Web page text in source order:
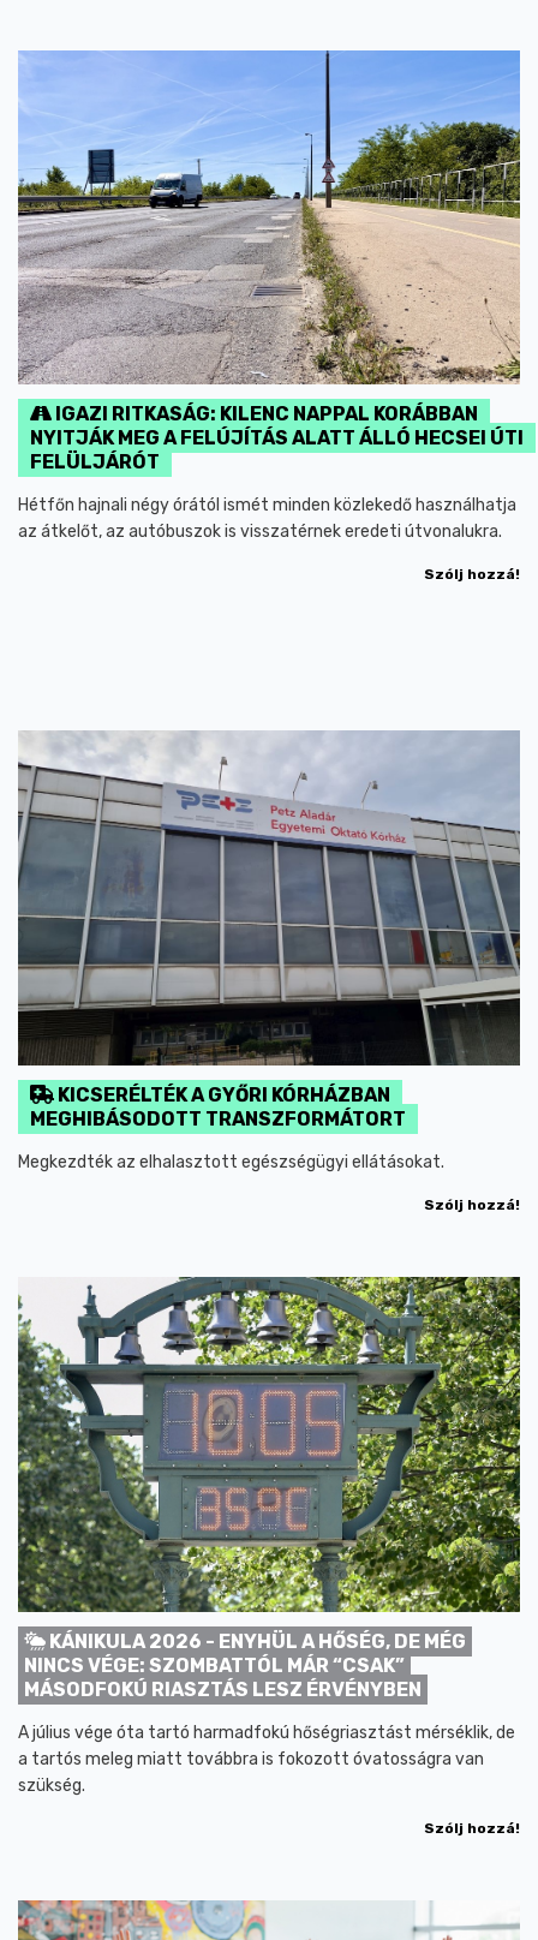
IGAZI RITKASÁG: KILENC NAPPAL KORÁBBAN
NYITJÁK MEG A FELÚJÍTÁS ALATT ÁLLÓ HECSEI ÚTI
FELÜLJÁRÓT
Hétfőn hajnali négy órától ismét minden közlekedő használhatja
az átkelőt, az autóbuszok is visszatérnek eredeti útvonalukra.
Szólj hozzá!
KICSERÉLTÉK A GYŐRI KÓRHÁZBAN
MEGHIBÁSODOTT TRANSZFORMÁTORT
Megkezdték az elhalasztott egészségügyi ellátásokat.
Szólj hozzá!
KÁNIKULA 2026 - ENYHÜL A HŐSÉG, DE MÉG
NINCS VÉGE: SZOMBATTÓL MÁR “CSAK”
MÁSODFOKÚ RIASZTÁS LESZ ÉRVÉNYBEN
A július vége óta tartó harmadfokú hőségriasztást mérséklik, de
a tartós meleg miatt továbbra is fokozott óvatosságra van
szükség.
Szólj hozzá!